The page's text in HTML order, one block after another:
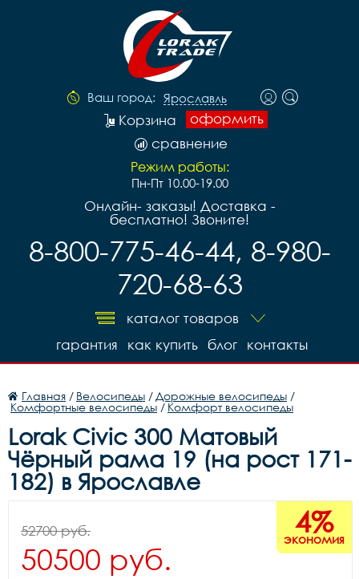
Ваш город: Ярославль
оформить
Корзина
сравнение
Режим работы:
Пн-Пт 10.00-19.00
Онлайн- заказы! Доставка -
бесплатно! Звоните!
8-800-775-46-44, 8-980-
720-68-63
каталог товаров
контакты
блог
как купить
гарантия
Главная / Велосипеды / Дорожные велосипеды /
Комфортные велосипеды / Комфорт велосипеды
Lorak Civic 300 Матовый
Чёрный рама 19 (на рост 171-
182) в Ярославле
4%
экономия
52700 руб.
50500 руб.